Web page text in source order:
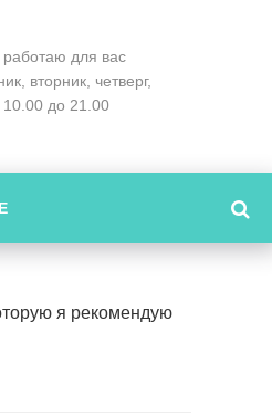
для вас
вторник, четверг,
10.00 до 21.00
я рекомендую